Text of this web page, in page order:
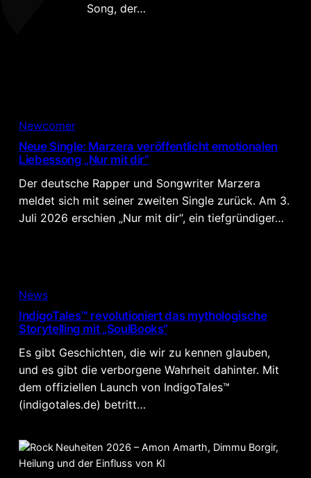
Song, der…
Newcomer
Neue Single: Marzera veröffentlicht emotionalen
Liebessong „Nur mit dir“
Der deutsche Rapper und Songwriter Marzera
meldet sich mit seiner zweiten Single zurück. Am 3.
Juli 2026 erschien „Nur mit dir“, ein tiefgründiger…
News
IndigoTales™ revolutioniert das mythologische
Storytelling mit „SoulBooks“
Es gibt Geschichten, die wir zu kennen glauben,
und es gibt die verborgene Wahrheit dahinter. Mit
dem offiziellen Launch von IndigoTales™
(indigotales.de) betritt…